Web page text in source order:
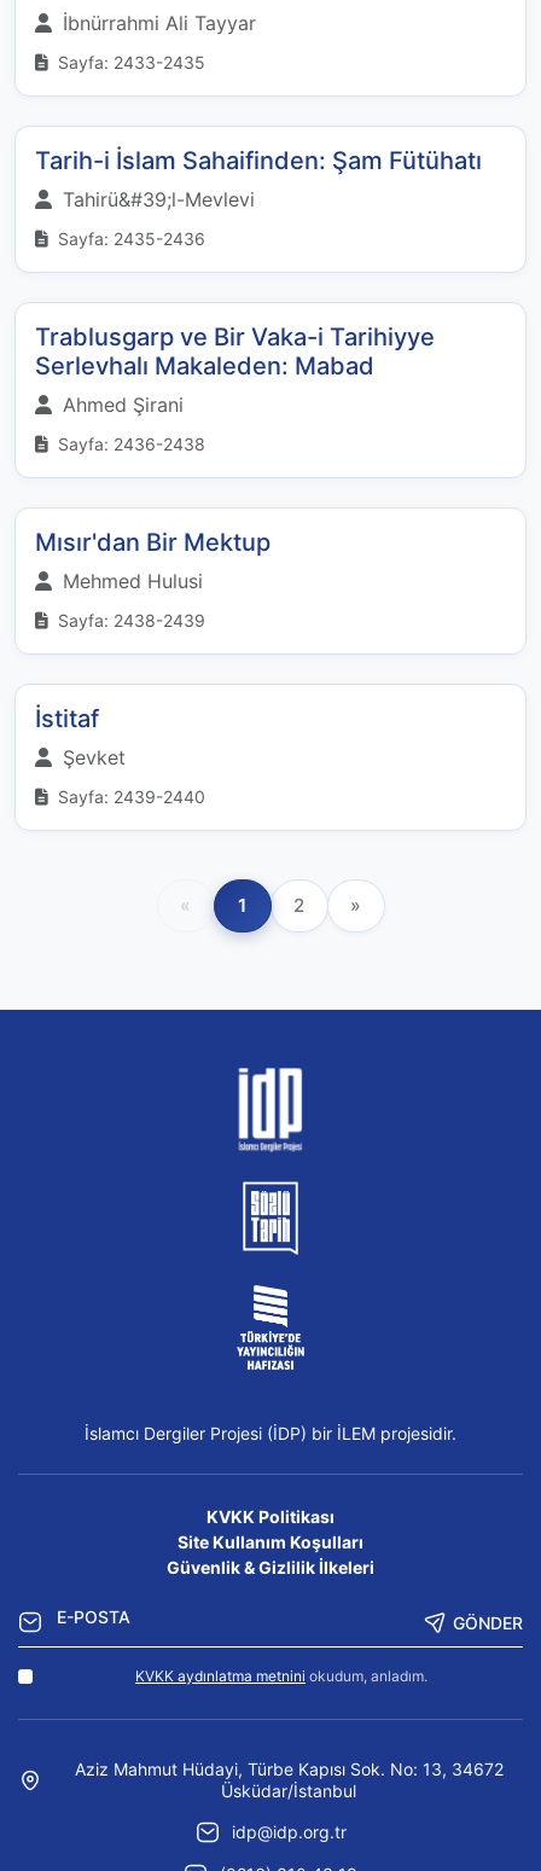
İbnürrahmi Ali Tayyar
Sayfa: 2433-2435
Tarih-i İslam Sahaifinden: Şam Fütühatı
Tahirü&#39;l-Mevlevi
Sayfa: 2435-2436
Trablusgarp ve Bir Vaka-i Tarihiyye
Serlevhalı Makaleden: Mabad
Ahmed Şirani
Sayfa: 2436-2438
Mısır'dan Bir Mektup
Mehmed Hulusi
Sayfa: 2438-2439
İstitaf
Şevket
Sayfa: 2439-2440
« 1 2 »
İslamcı Dergiler Projesi (İDP) bir İLEM projesidir.
KVKK Politikası
Site Kullanım Koşulları
Güvenlik & Gizlilik İlkeleri
GÖNDER
KVKK aydınlatma metnini okudum, anladım.
Aziz Mahmut Hüdayi, Türbe Kapısı Sok. No: 13, 34672
Üsküdar/İstanbul
idp@idp.org.tr